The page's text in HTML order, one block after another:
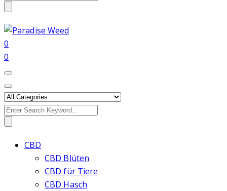
0
0
Search
CBD
CBD Blüten
CBD für Tiere
CBD Hasch